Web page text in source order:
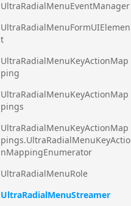
UltraRadialMenuEventManager
UltraRadialMenuFormUIElemen
t
UltraRadialMenuKeyActionMap
ping
UltraRadialMenuKeyActionMap
pings
UltraRadialMenuKeyActionMap
pings.UltraRadialMenuKeyActio
nMappingEnumerator
UltraRadialMenuRole
UltraRadialMenuStreamer